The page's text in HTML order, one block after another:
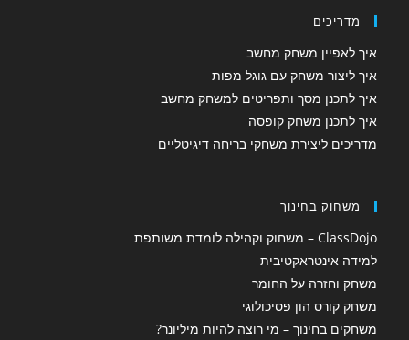
מדריכים
איך לאפיין משחק מחשב
איך ליצור משחק עם גוגל מפות
איך לתכנן מסך ותפריטים למשחק מחשב
איך לתכנן משחק קופסה
מדריכים ליצירת משחקי בריחה דיגיטליים
משחוק בחינוך
ClassDojo – משחוק וקהילה לומדת משותפת
למידה אינטראקטיבית
משחק וחזרה על החומר
משחק קורס הון פסיכולוגי
משחקים בחינוך – מי רוצה להיות מיליונר?